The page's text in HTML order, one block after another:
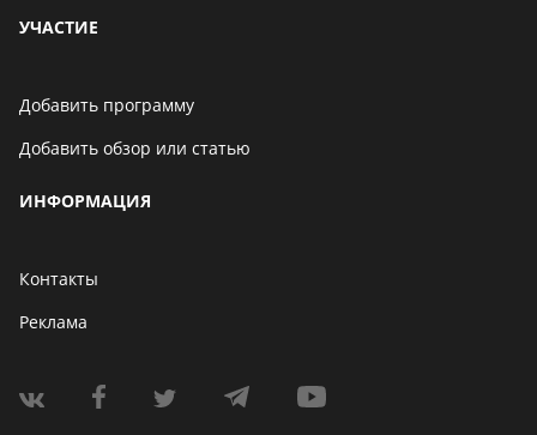
УЧАСТИЕ
Добавить программу
Добавить обзор или статью
ИНФОРМАЦИЯ
Контакты
Реклама